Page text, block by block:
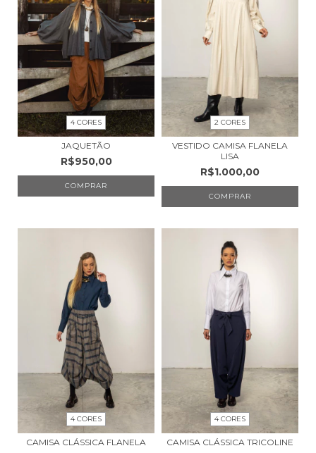
4 CORES
JAQUETÃO
R$950,00
COMPRAR
2 CORES
VESTIDO CAMISA FLANELA
LISA
R$1.000,00
COMPRAR
4 CORES
CAMISA CLÁSSICA FLANELA
4 CORES
CAMISA CLÁSSICA TRICOLINE